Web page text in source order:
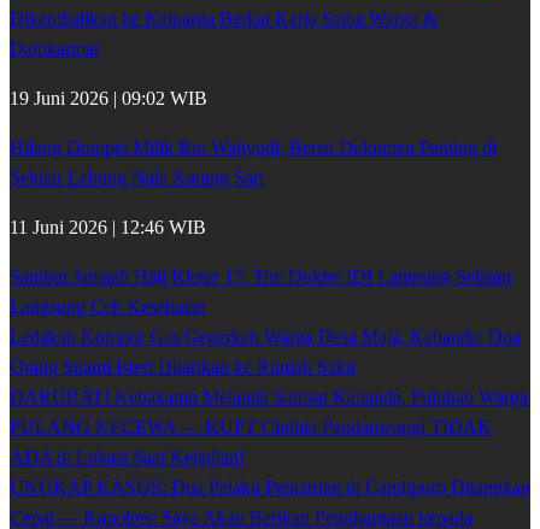
Dikembalikan ke Keluarga Berkat Kerja Sama Warga &
Damkarmat
19 Juni 2026 | 09:02 WIB
Hilang Dompet Milik Rio Wahyudi, Berisi Dokumen Penting di
Sekitar Lebung Nala Karang Sari
11 Juni 2026 | 12:46 WIB
Sambut Jamaah Haji Kloter 17, Tim Dokter IDI Lampung Selatan
Langsung Cek Kesehatan
Ledakan Kompor Gas Gegerkan Warga Desa Maja, Kalianda: Dua
Orang Suami Isteri Dilarikan ke Rumah Sakit
DARURAT! Kebakaran Melanda Samsat Kalianda, Puluhan Warga
PULANG KECEWA — KUPT Cinthia Pandanwangi TIDAK
ADA di Lokasi Saat Kejadian!
UNGKAP KASUS: Dua Pelaku Pencurian di Candipuro Ditangkap
Cepat — Kapolres: Saya Akan Berikan Penghargaan kepada